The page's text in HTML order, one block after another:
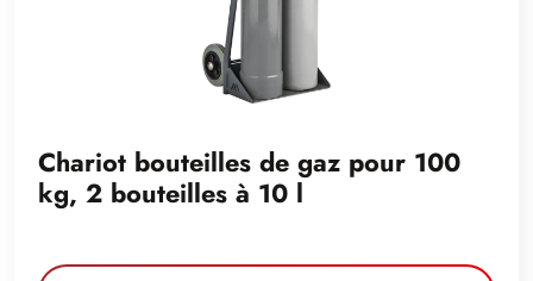
Chariot bouteilles de gaz pour 100
kg, 2 bouteilles à 10 l